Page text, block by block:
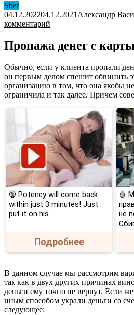
Sber
04.12.202204.12.2021 Александр
комментарий
Деньги
с
Карты
Сбербанка
Через
•
Как
быть
с
деньгами
Пропажа денег с
Обычно, если у клиента пропали
он первым делом спешит обвинить
организацию в том, что она якобы
ограничила и так далее. Причем
🔞 Potency will come back
within just 3 minutes! Just
put it on his…
Подробнее
🩸
не
В данном случае мы рассмотрим
так как в двух других причинах
деньги ему точно не вернут. Если
иным способом украли деньги со
следующее: